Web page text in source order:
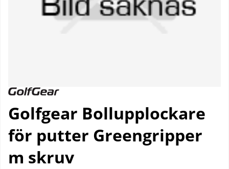
Golfgear Bollupplockare
för putter Greengripper
m skruv